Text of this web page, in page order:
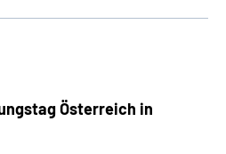
Österreich in